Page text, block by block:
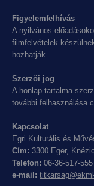
Figyelemfelhívás
A nyilvános
filmfelvételek
hozhatják.
Szerzői jog
A honlap tartalma
további felhasználása
Kapcsolat
Egri Kulturális és
Cím: 3300 Eger,
Telefon: 06-36-517-555
e-mail: